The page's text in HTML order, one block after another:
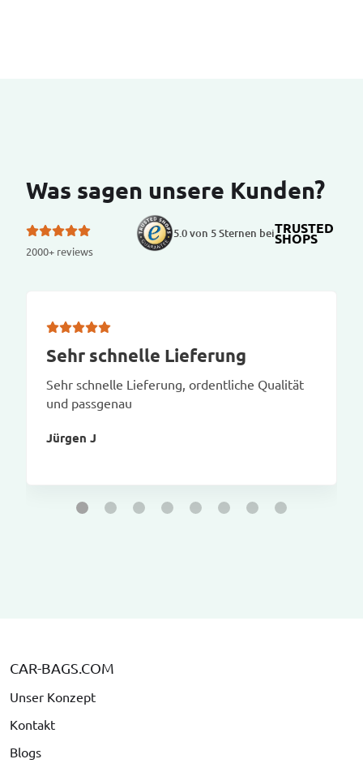
Was sagen unsere Kunden?
2000+ reviews
5.0 von 5 Sternen beiTRUSTED
SHOPS
Sehr schnelle Lieferung
Sehr schnelle Lieferung, ordentliche Qualität
und passgenau
Jürgen J
CAR-BAGS.COM
Unser Konzept
Kontakt
Blogs